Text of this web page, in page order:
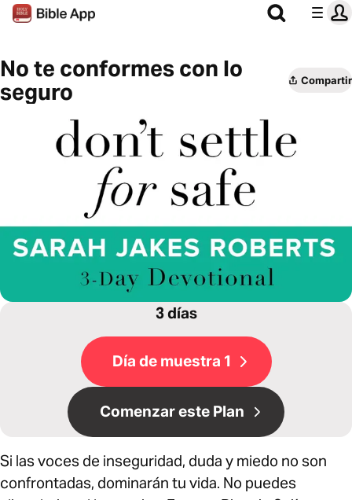
No te conformes con lo
seguro
Compartir
3 días
Día de muestra 1
Comenzar este Plan
Si las voces de inseguridad, duda y miedo no son
confrontadas, dominarán tu vida. No puedes